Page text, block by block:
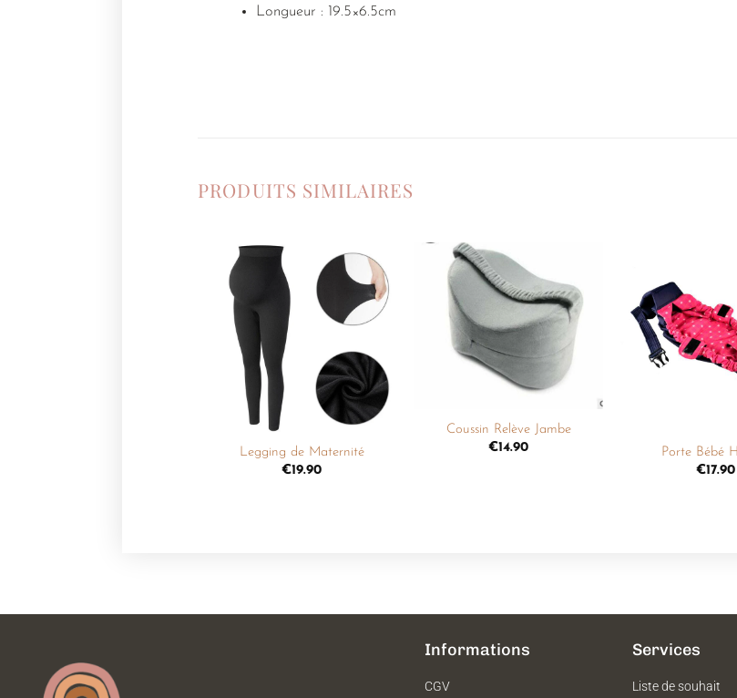
Longueur : 19.5×6.5cm
PRODUITS SIMILAIRES
Ajouter
à la
liste de
Legging de Maternité
€19.90
Ajouter
à la
liste de
Coussin Relève Jambe
€14.90
Porte Bébé
€17.90
Informations
CGV
Services
Liste de souhait